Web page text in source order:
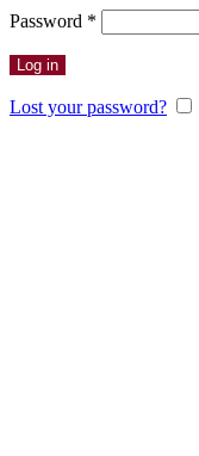
Password *
Log in
Lost your password?